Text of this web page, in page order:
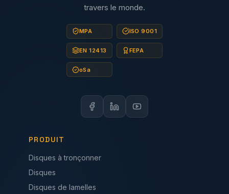
travers le monde.
MPA ISO 9001
EN 12413 FEPA
oSa
PRODUIT
Disques à tronçonner
Disques
Disques de lamelles